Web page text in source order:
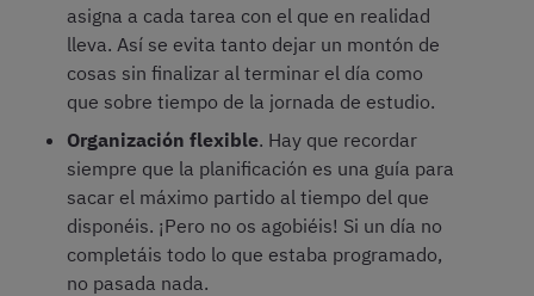
asigna a cada tarea con el que en realidad
lleva. Así se evita tanto dejar un montón de
cosas sin finalizar al terminar el día como
que sobre tiempo de la jornada de estudio.
Organización flexible. Hay que recordar
siempre que la planificación es una guía para
sacar el máximo partido al tiempo del que
disponéis. ¡Pero no os agobiéis! Si un día no
completáis todo lo que estaba programado,
no pasada nada.